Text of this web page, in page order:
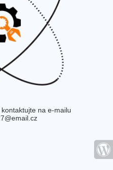
na e-mailu